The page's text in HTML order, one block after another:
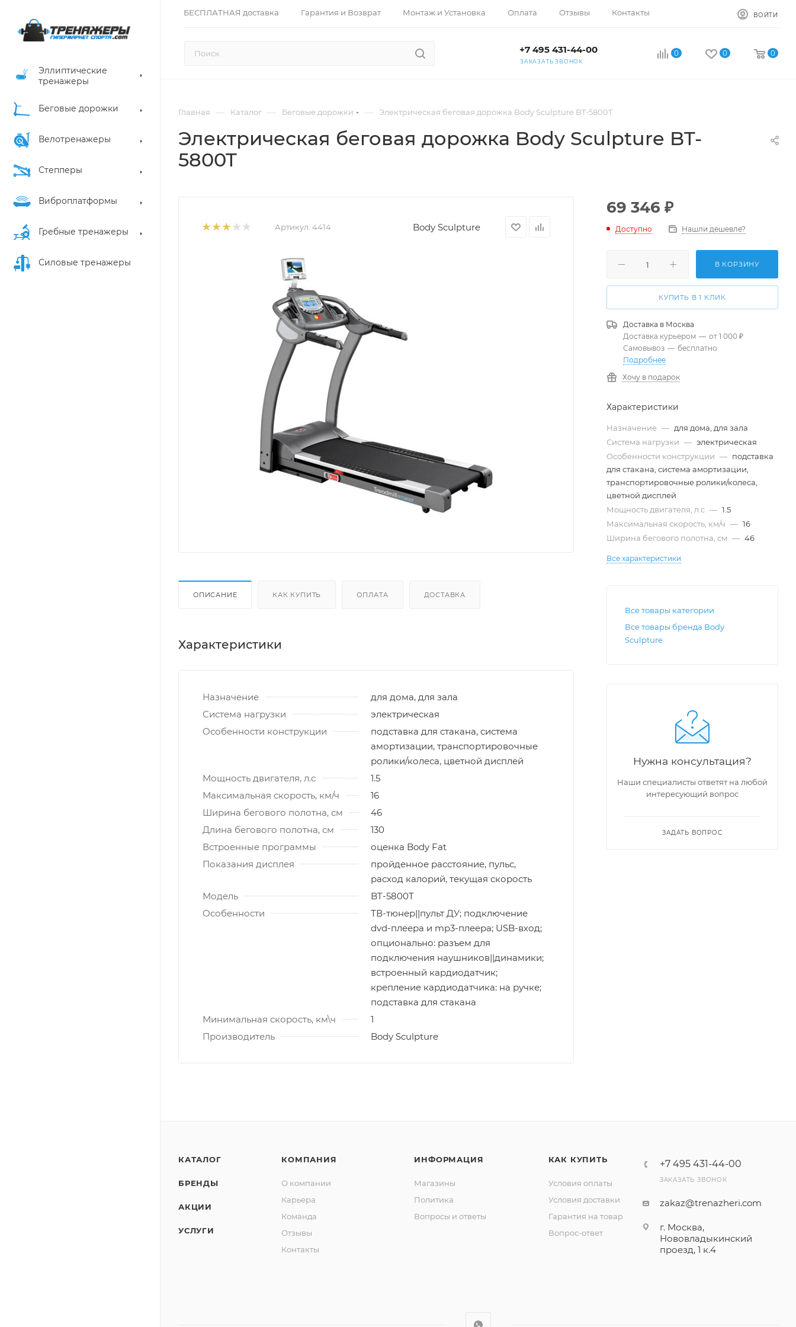
БЕСПЛАТНАЯ доставка Гарантия и Возврат Монтаж и Установка Оплата Отзывы Контакты ВОЙТИ
+7 495 431-44-00
ЗАКАЗАТЬ ЗВОНОК
0 0 0
Эллиптические
тренажеры
Беговые дорожки
Велотренажеры
Степперы
Виброплатформы
Гребные тренажеры
Силовые тренажеры
Главная — Каталог — Беговые дорожки — Электрическая беговая дорожка Body Sculpture BT-5800T
Электрическая беговая дорожка Body Sculpture BT-
5800T
Артикул: 4414 Body Sculpture
ОПИСАНИЕ КАК КУПИТЬ ОПЛАТА ДОСТАВКА
Характеристики
Назначение
для дома, для зала
Система нагрузки
электрическая
Особенности конструкции
подставка для стакана, система
амортизации, транспортировочные
ролики/колеса, цветной дисплей
Мощность двигателя, л.с
1.5
Максимальная скорость, км/ч
16
Ширина бегового полотна, см
46
Длина бегового полотна, см
130
Встроенные программы
оценка Body Fat
Показания дисплея
пройденное расстояние, пульс,
расход калорий, текущая скорость
Модель
BT-5800T
Особенности
ТВ-тюнер||пульт ДУ; подключение
dvd-плеера и mp3-плеера; USB-вход;
опционально: разъем для
подключения наушников||динамики;
встроенный кардиодатчик;
крепление кардиодатчика: на ручке;
подставка для стакана
Минимальная скорость, км\ч
1
Производитель
Body Sculpture
69 346 ₽
Доступно Нашли дешевле?
В КОРЗИНУ
КУПИТЬ В 1 КЛИК
Доставка в Москва
Доставка курьером — от 1 000 ₽
Самовывоз — бесплатно
Подробнее
Хочу в подарок
Характеристики
Назначение — для дома, для зала
Система нагрузки — электрическая
Особенности конструкции — подставка
для стакана, система амортизации,
транспортировочные ролики/колеса,
цветной дисплей
Мощность двигателя, л.с — 1.5
Максимальная скорость, км/ч — 16
Ширина бегового полотна, см — 46
Все характеристики
Все товары категории
Все товары бренда Body
Sculpture
Нужна консультация?
Наши специалисты ответят на любой
интересующий вопрос
ЗАДАТЬ ВОПРОС
КАТАЛОГ
БРЕНДЫ
АКЦИИ
УСЛУГИ
КОМПАНИЯ
О компании
Карьера
Команда
Отзывы
Контакты
ИНФОРМАЦИЯ
Магазины
Политика
Вопросы и ответы
КАК КУПИТЬ
Условия оплаты
Условия доставки
Гарантия на товар
Вопрос-ответ
+7 495 431-44-00
ЗАКАЗАТЬ ЗВОНОК
zakaz@trenazheri.com
г. Москва,
Нововладыкинский
проезд, 1 к.4